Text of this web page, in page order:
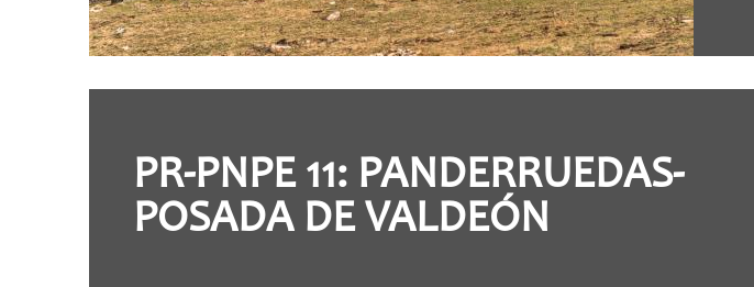
PR-PNPE 11: PANDERRUEDAS-
POSADA DE VALDEÓN